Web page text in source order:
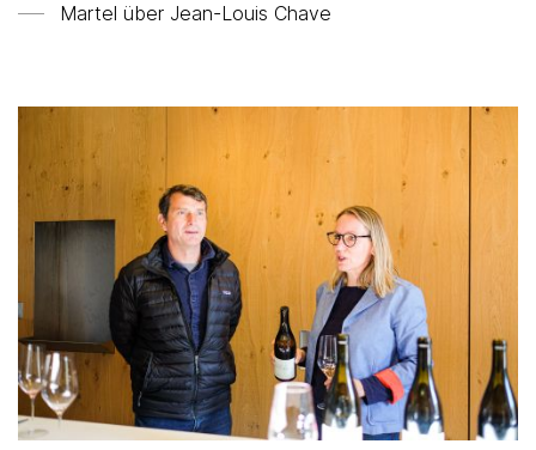
Martel über Jean-Louis Chave